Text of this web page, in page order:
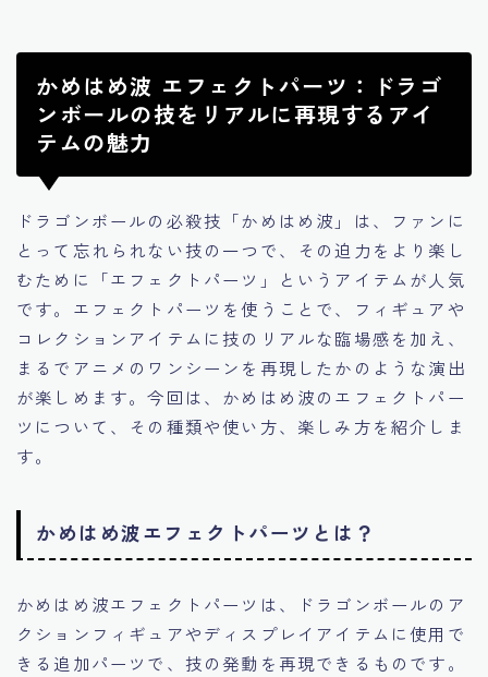
かめはめ波 エフェクトパーツ：ドラゴ
ンボールの技をリアルに再現するアイ
テムの魅力
ドラゴンボールの必殺技「かめはめ波」は、ファンに
とって忘れられない技の一つで、その迫力をより楽し
むために「エフェクトパーツ」というアイテムが人気
です。エフェクトパーツを使うことで、フィギュアや
コレクションアイテムに技のリアルな臨場感を加え、
まるでアニメのワンシーンを再現したかのような演出
が楽しめます。今回は、かめはめ波のエフェクトパー
ツについて、その種類や使い方、楽しみ方を紹介しま
す。
かめはめ波エフェクトパーツとは？
かめはめ波エフェクトパーツは、ドラゴンボールのア
クションフィギュアやディスプレイアイテムに使用で
きる追加パーツで、技の発動を再現できるものです。